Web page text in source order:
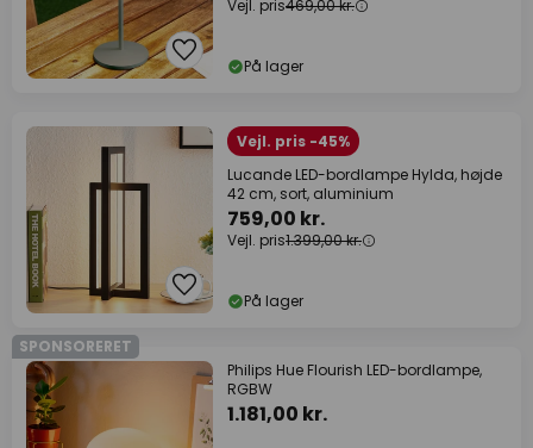
Vejl. pris469,00 kr.
På lager
Vejl. pris -45%
Lucande LED-bordlampe Hylda, højde
42 cm, sort, aluminium
759,00 kr.
Vejl. pris1.399,00 kr.
På lager
SPONSORERET
Philips Hue Flourish LED-bordlampe,
RGBW
1.181,00 kr.